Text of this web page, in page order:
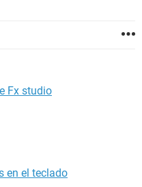
Fx studio
en el teclado